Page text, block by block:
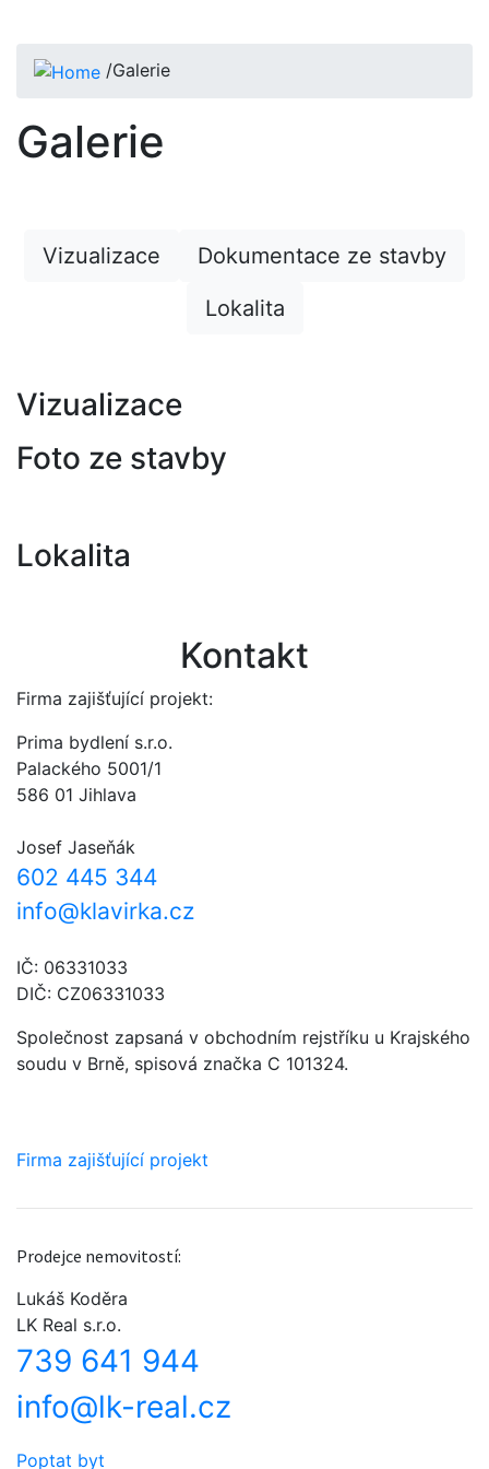
/Galerie
Galerie
Vizualizace
Dokumentace ze stavby
Lokalita
Vizualizace
Foto ze stavby
Lokalita
Kontakt
Firma zajišťující projekt:
Prima bydlení s.r.o.
Palackého 5001/1
586 01 Jihlava
Josef Jaseňák
602 445 344
info@klavirka.cz
IČ: 06331033
DIČ: CZ06331033
Společnost zapsaná v obchodním rejstříku u Krajského
soudu v Brně, spisová značka C 101324.
Firma zajišťující projekt
Prodejce nemovitostí:
Lukáš Koděra
LK Real s.r.o.
739 641 944
info@lk-real.cz
Poptat byt